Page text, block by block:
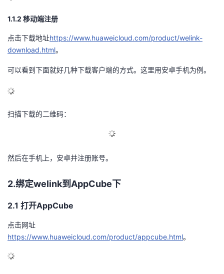
1.1.2 移动端注册
点击下载地址https://www.huaweicloud.com/product/welink-
download.html。
可以看到下面就好几种下载客户端的方式。这里用安卓手机为例。
扫描下载的二维码：
然后在手机上，安卓并注册账号。
2.绑定welink到AppCube下
2.1 打开AppCube
点击网址
https://www.huaweicloud.com/product/appcube.html。